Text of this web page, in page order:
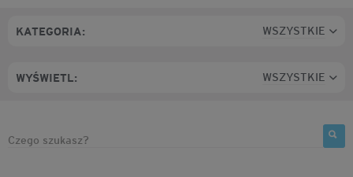
KATEGORIA: WSZYSTKIE
WYŚWIETL: WSZYSTKIE